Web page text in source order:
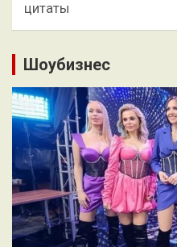
цитаты
Шоубизнес